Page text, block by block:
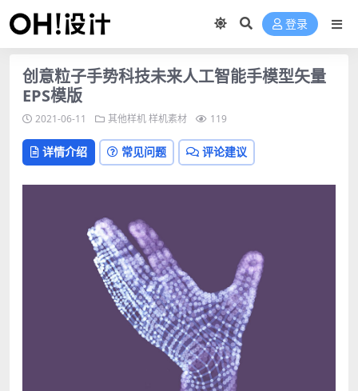
登录
创意粒子手势科技未来人工智能手模型矢量
EPS模版
2021-06-11 其他样机样机素材 119
详情介绍 常见问题 评论建议